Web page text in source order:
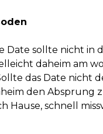
Date sollte nicht in
daheim am
das Date nicht
den Absprung
Hause, schnell